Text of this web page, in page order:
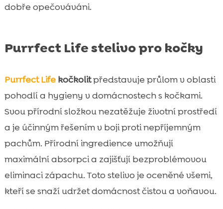
dobře opečováváni.
Purrfect Life stelivo pro kočky
Purrfect Lifekočkolitpředstavuje průlom v oblasti
pohodlí a hygieny v domácnostech s kočkami.
Svou přírodní složkou nezatěžuje životní prostředí
a je účinným řešením v boji proti nepříjemným
pachům. Přírodní ingredience umožňují
maximální absorpci a zajišťují bezproblémovou
eliminaci zápachu. Toto stelivo je oceněné všemi,
kteří se snaží udržet domácnost čistou a voňavou.